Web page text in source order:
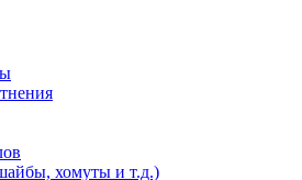
хомуты и т.д.)